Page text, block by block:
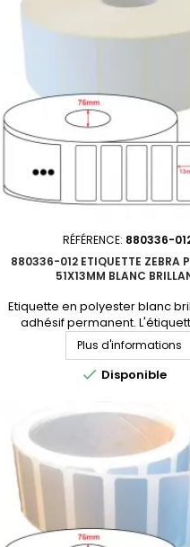
RÉFÉRENCE: 880336-
880336-012 ETIQUETTE ZEBRA
51X13MM BLANC
Etiquette en polyester blanc
adhésif permanent.
performance par excellence.
51x13mmMatière : polyester
permanentNbre étiq/
9449Perforation entre
par carton : 10 rouleauxProduit
stock. Consultez-nous pour
personnalisé.En...
Plus d'informations
 Disponible